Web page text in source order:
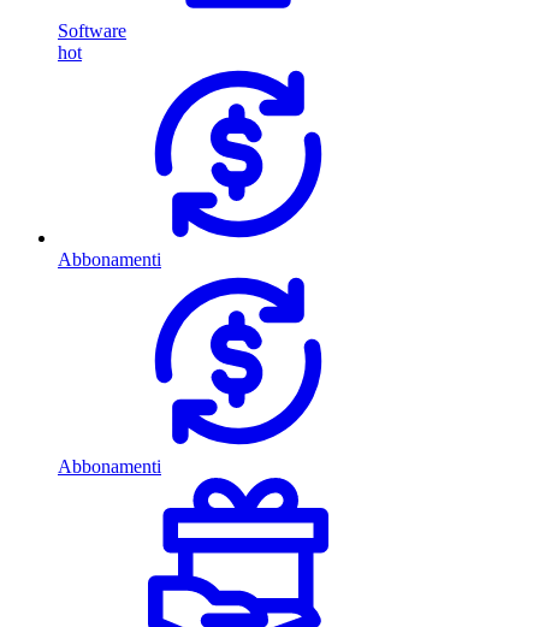
Software
hot
Abbonamenti
Abbonamenti